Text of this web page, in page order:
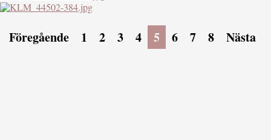
Föregående 1 2 3 4 5 6 7 8 Nästa